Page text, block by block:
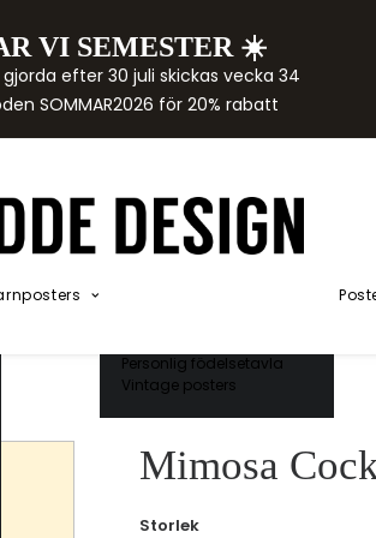
VI SEMESTER ☀️
efter 30 juli skickas vecka 34
SOMMAR2026 för 20% rabatt
Akvarellposters
Personlig födelsetavla
Vintage posters
Mimosa
Storlek